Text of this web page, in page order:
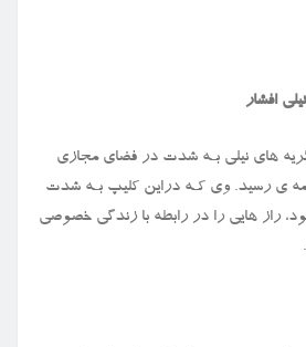
افشار
های‌ نیلی بـه شدت در فضای مجازی
ی رسید. وی کـه دراین کلیپ بـه شدت
راز هایی را در رابطه با زندگی خصوصی